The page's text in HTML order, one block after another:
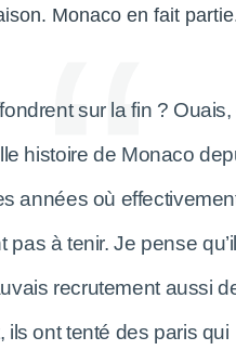
Monaco en fait
sur la fin ? Ouais,
histoire de Monaco
années où
pas à tenir. Je pense
recrutement aussi
ils ont tenté des paris qui